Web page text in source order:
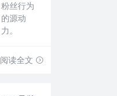
粉丝行为
的源动
力。
阅读全文